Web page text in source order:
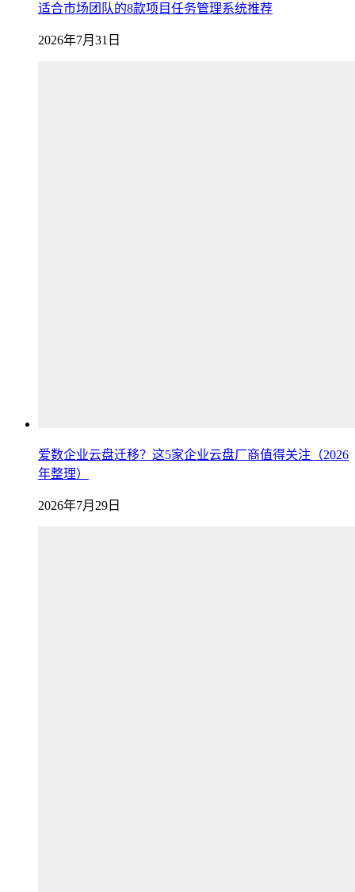
适合市场团队的8款项目任务管理系统推荐
2026年7月31日
爱数企业云盘迁移？这5家企业云盘厂商值得关注（2026
年整理）
2026年7月29日